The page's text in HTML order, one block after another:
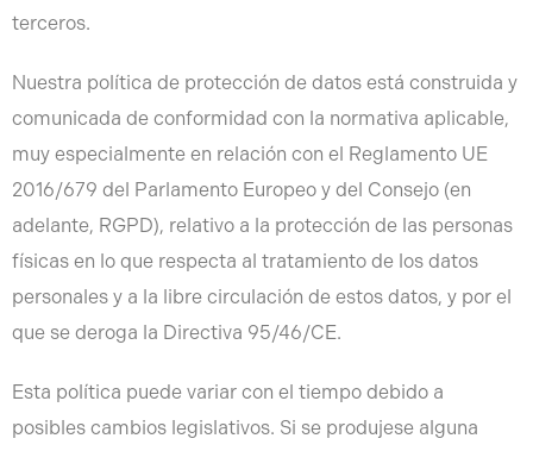
terceros.
Nuestra política de protección de datos está construida y
comunicada de conformidad con la normativa aplicable,
muy especialmente en relación con el Reglamento UE
2016/679 del Parlamento Europeo y del Consejo (en
adelante, RGPD), relativo a la protección de las personas
físicas en lo que respecta al tratamiento de los datos
personales y a la libre circulación de estos datos, y por el
que se deroga la Directiva 95/46/CE.
Esta política puede variar con el tiempo debido a
posibles cambios legislativos. Si se produjese alguna